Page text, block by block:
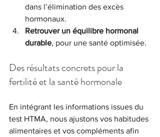
dans l’élimination des excès
hormonaux.
Retrouver un équilibre hormonal
durable, pour une santé optimisée.
Des résultats concrets pour la
fertilité et la santé hormonale
En intégrant les informations issues du
test HTMA, nous ajustons vos habitudes
alimentaires et vos compléments afin